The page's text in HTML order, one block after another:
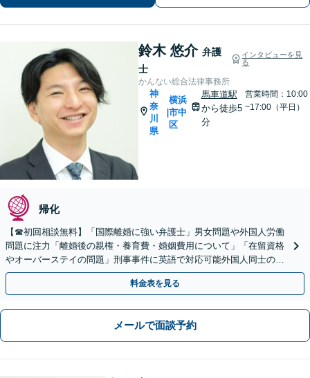
B面談対応】【関内駅3分】
鈴木 悠介 弁護
士
インタビューを見
る
かんない総合法律事務所
神
奈
川
県
横浜
市中
区
馬車道駅
から徒歩5
分
営業時間：10:00
~17:00（平日）
帰化
【☎︎初回相談無料】「国際離婚に強い弁護士」男女問題や外国人労働
問題に注力「離婚後の親権・養育費・婚姻費用について」「在留資格
やオーバーステイの問題」刑事事件に英語で対応可能外国人同士の金
銭トラブルもお任せください【休日・夜間相談可】
料金表を見る
メールで面談予約